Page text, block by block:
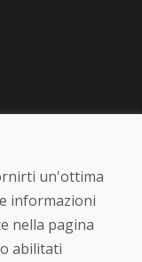
un'ottima
informazioni
nella pagina
abilitati